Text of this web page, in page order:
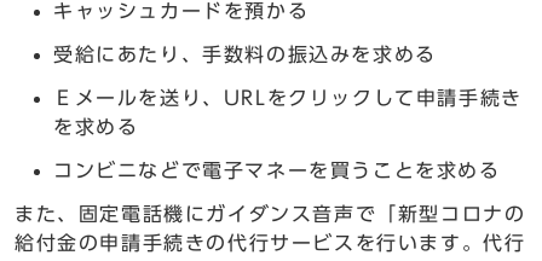
キャッシュカードを預かる
受給にあたり、手数料の振込みを求める
Ｅメールを送り、URLをクリックして申請手続き
を求める
コンビニなどで電子マネーを買うことを求める
また、固定電話機にガイダンス音声で「新型コロナの
給付金の申請手続きの代行サービスを行います。代行